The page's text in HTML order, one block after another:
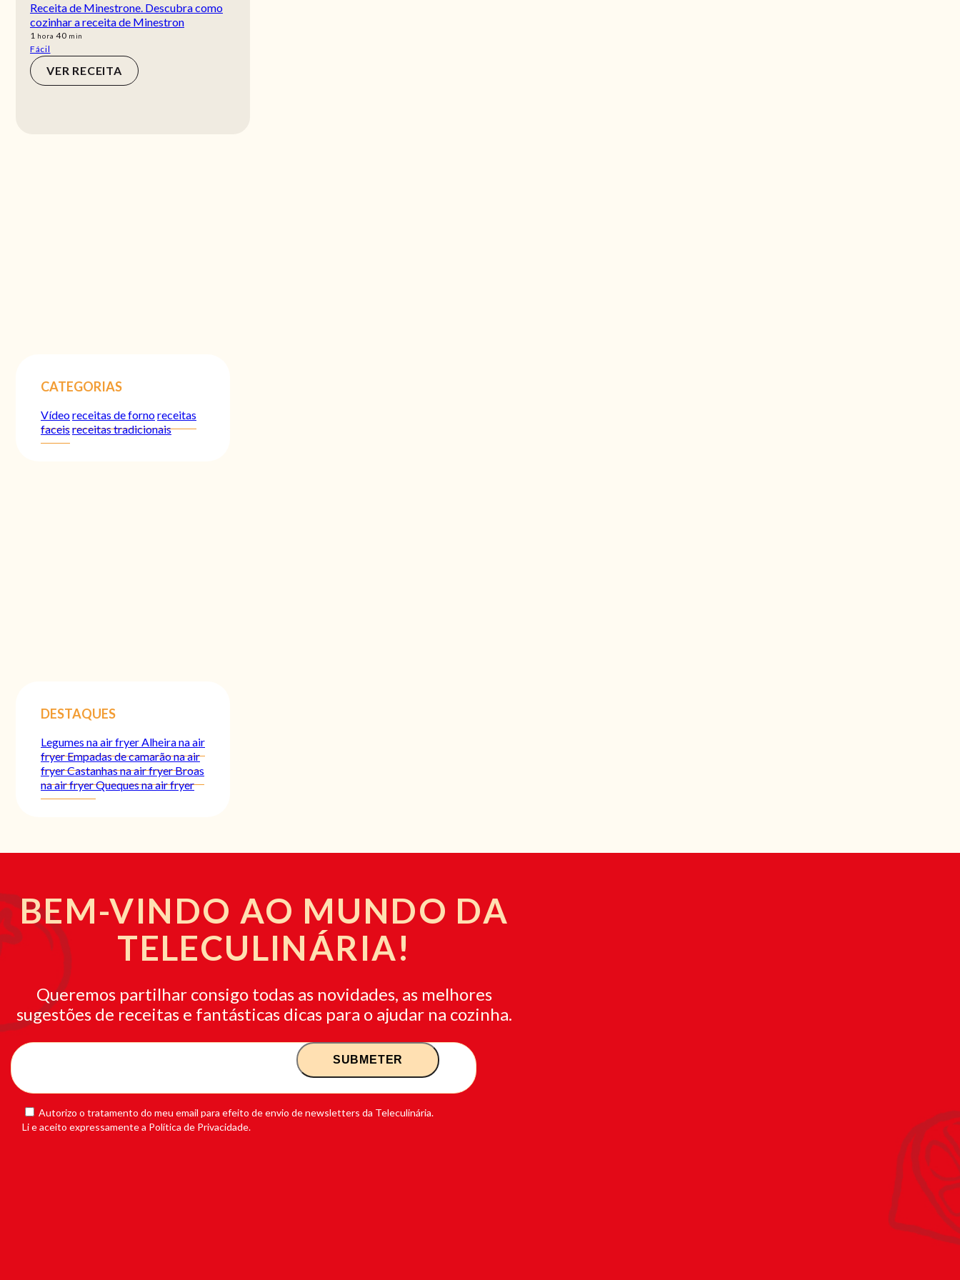
Receita de Minestrone. Descubra como
cozinhar a receita de Minestron
1 hora
hora 40min
min
Fácil
VER RECEITA
CATEGORIAS
Vídeoreceitas de fornoreceitas
faceisreceitas tradicionais
DESTAQUES
Legumes na air fryerAlheira na air
fryerEmpadas de camarão na air
fryerCastanhas na air fryerBroas
na air fryerQueques na air fryer
BEM-VINDO AO MUNDO DA
TELECULINÁRIA!
Queremos partilhar consigo todas as novidades, as melhores
sugestões de receitas e fantásticas dicas para o ajudar na cozinha.
Autorizo o tratamento do meu email para efeito de envio de newsletters da Teleculinária.
Li e aceito expressamente a Política de Privacidade.